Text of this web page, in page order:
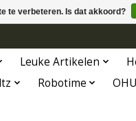
Leuke Artikelen
Robotime
te verbeteren. Is dat akkoord?